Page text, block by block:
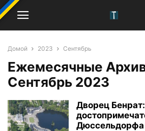
Домой 2023 Сентябрь
Ежемесячные
Сентябрь 2023
Дворец
Дюссельдорфа